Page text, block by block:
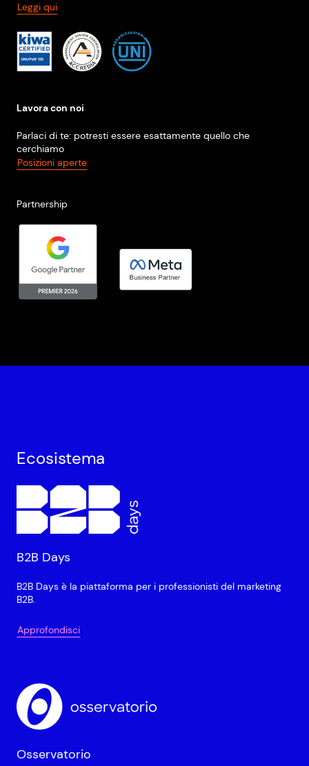
Leggi qui
Lavora con noi
Parlaci di te: potresti essere esattamente quello che
cerchiamo
Posizioni aperte
Partnership
Ecosistema
B2B Days
B2B Days è la piattaforma per i professionisti del marketing
B2B.
Approfondisci
Osservatorio